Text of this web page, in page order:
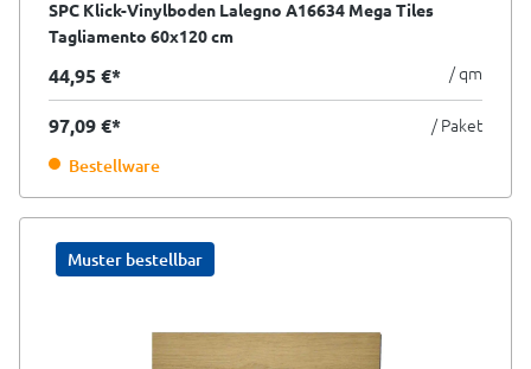
SPC Klick-Vinylboden Lalegno A16634 Mega Tiles
Tagliamento 60x120 cm
44,95 €* / qm
97,09 €* / Paket
Bestellware
Muster bestellbar